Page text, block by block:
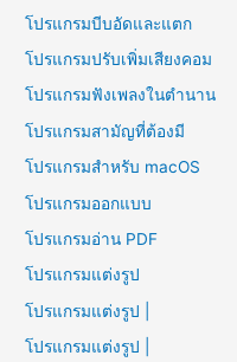
โปรแกรมบีบอัดและแตก
โปรแกรมปรับเพิ่มเสียงคอม
โปรแกรมฟังเพลงในตำนาน
โปรแกรมสามัญที่ต้องมี
โปรแกรมสำหรับ macOS
โปรแกรมออกแบบ
โปรแกรมอ่าน PDF
โปรแกรมแต่งรูป
โปรแกรมแต่งรูป |
โปรแกรมแต่งรูป |